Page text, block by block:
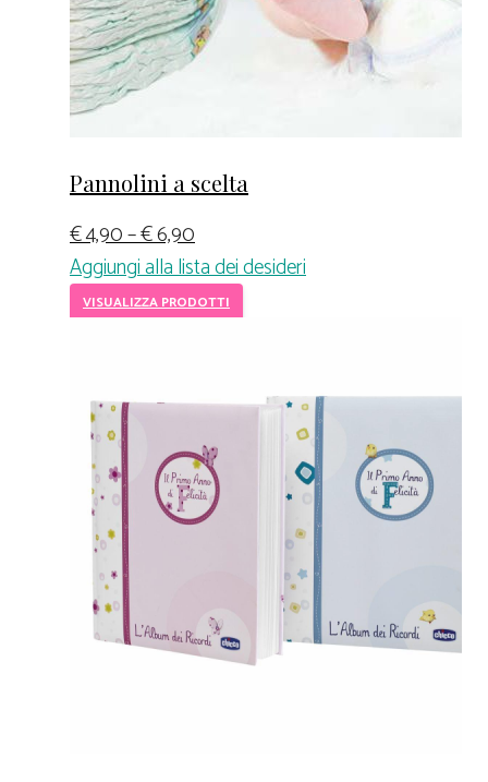
Pannolini a scelta
€4,90–€6,90
Aggiungi alla lista dei desideri
VISUALIZZA PRODOTTI